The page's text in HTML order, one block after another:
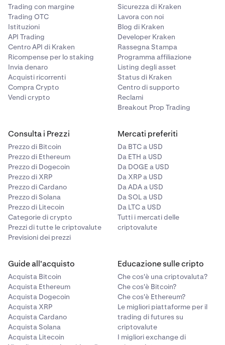
Trading con margine
Trading OTC
Istituzioni
API Trading
Centro API di Kraken
Ricompense per lo staking
Invia denaro
Acquisti ricorrenti
Compra Crypto
Vendi crypto
Sicurezza di Kraken
Lavora con noi
Blog di Kraken
Developer Kraken
Rassegna Stampa
Programma affiliazione
Listing degli asset
Status di Kraken
Centro di supporto
Reclami
Breakout Prop Trading
Consulta i Prezzi
Prezzo di Bitcoin
Prezzo di Ethereum
Prezzo di Dogecoin
Prezzo di XRP
Prezzo di Cardano
Prezzo di Solana
Prezzo di Litecoin
Categorie di crypto
Prezzi di tutte le criptovalute
Previsioni dei prezzi
Mercati preferiti
Da BTC a USD
Da ETH a USD
Da DOGE a USD
Da XRP a USD
Da ADA a USD
Da SOL a USD
Da LTC a USD
Tutti i mercati delle
criptovalute
Guide all'acquisto
Acquista Bitcoin
Acquista Ethereum
Acquista Dogecoin
Acquista XRP
Acquista Cardano
Acquista Solana
Acquista Litecoin
Educazione sulle cripto
Che cos'è una criptovaluta?
Che cos'è Bitcoin?
Che cos'è Ethereum?
Le migliori piattaforme per il
trading di futures su
criptovalute
I migliori exchange di